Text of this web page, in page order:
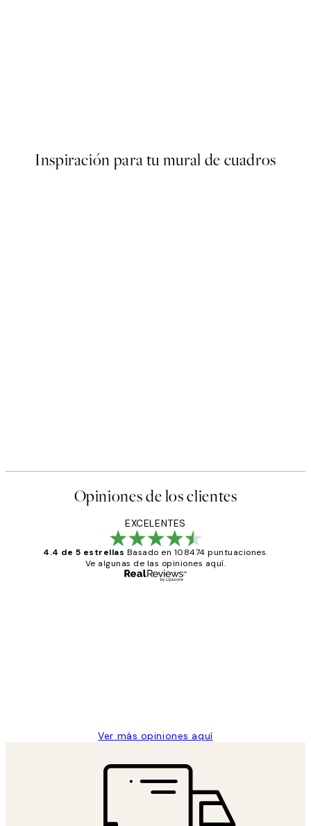
Inspiración para tu mural de cuadros
Opiniones de los clientes
EXCELENTES
4.4 de 5 estrellas Basado en 108474 puntuaciones.
Ve algunas de las opiniones aquí.
Ver más opiniones aquí